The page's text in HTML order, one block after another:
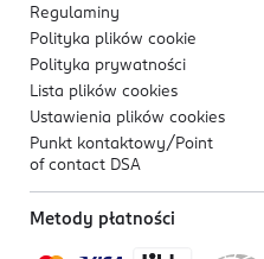
5 902751 476965
Regulaminy
Polityka plików cookie
Polityka prywatności
Lista plików cookies
Ustawienia plików cookies
Punkt kontaktowy/ Point
of contact DSA
Metody płatności